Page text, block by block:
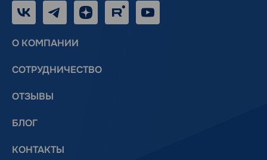
Telegram Дзен RUTUBE
О КОМПАНИИ
СОТРУДНИЧЕСТВО
ОТЗЫВЫ
БЛОГ
КОНТАКТЫ